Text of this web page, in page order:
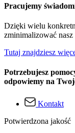
Pracujemy
Dzięki wielu
zminimalizować
Tutaj znajdziesz
Potrzebujesz
odpowiemy na
Kontakt
Potwierdzona jakość